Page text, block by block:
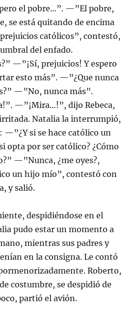
el pobre…”. —”El pobre,
se está quitando de encima
católicos”, contestó,
del enfado.
—”¡Sí, prejuicios! Y espero
esto más”. —”¿Que nunca
—”No, nunca más”.
—”¡Mira…!”, dijo Rebeca,
Natalia la interrumpió,
si se hace católico un
opta por ser católico? ¿Cómo
—”Nunca, ¿me oyes?,
un hijo mío”, contestó con
y salió.
despidiéndose en el
pudo estar un momento a
mientras sus padres y
en la consigna. Le contó
Roberto,
costumbre, se despidió de
partió el avión.